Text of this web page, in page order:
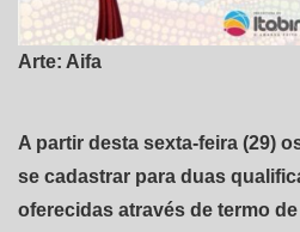
Arte: Aifa
A partir desta sexta-feira (29)
se cadastrar para duas
oferecidas através de termo